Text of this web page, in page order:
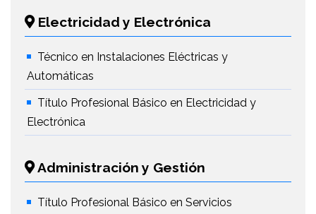
Electricidad y Electrónica
Técnico en Instalaciones Eléctricas y
Automáticas
Título Profesional Básico en Electricidad y
Electrónica
Administración y Gestión
Título Profesional Básico en Servicios